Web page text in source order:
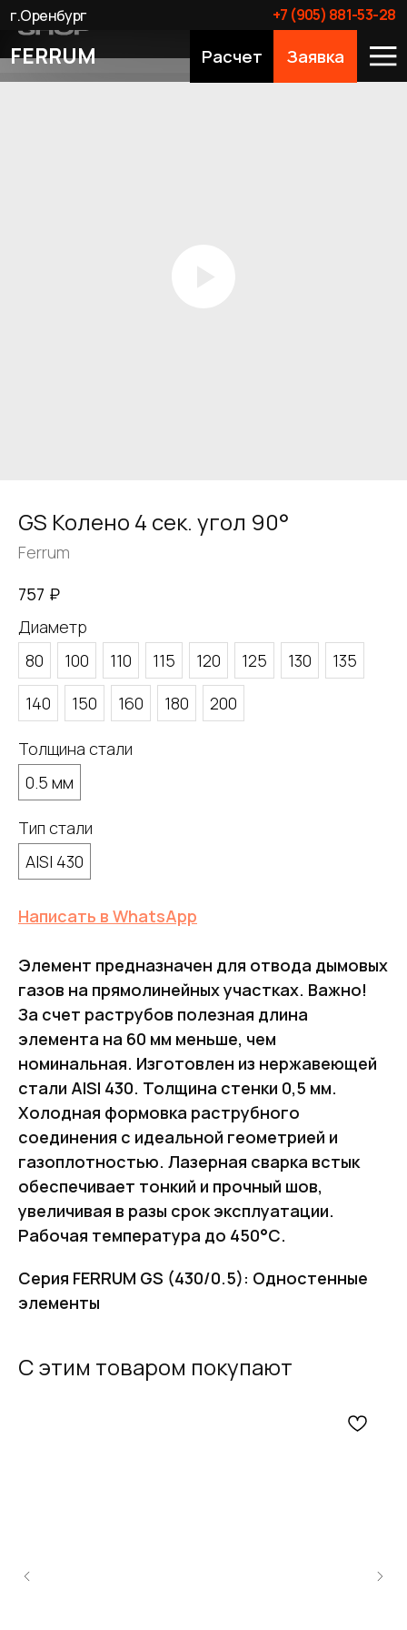
FERRUM Расчет Заявка
+7 (905) 881-53-28
г.Оренбург
GS Колено 4 сек. угол 90°
Ferrum
757 ₽
Диаметр
80
100 110 115 120 125 130
135
140
150 160 180 200
Толщина стали
0.5 мм
Тип стали
AISI 430
Написать в WhatsApp
Элемент предназначен для отвода дымовых
газов на прямолинейных участках. Важно!
За счет раструбов полезная длина
элемента на 60 мм меньше, чем
номинальная. Изготовлен из нержавеющей
стали AISI 430. Толщина стенки 0,5 мм.
Холодная формовка раструбного
соединения с идеальной геометрией и
газоплотностью. Лазерная сварка встык
обеспечивает тонкий и прочный шов,
увеличивая в разы срок эксплуатации.
Рабочая температура до 450°С.
Серия FERRUM GS (430/0.5): Одностенные
элементы
С этим товаром покупают
расчет дымохода